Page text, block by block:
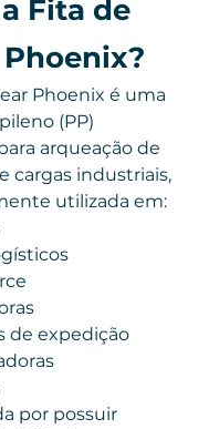
Fita de
Phoenix é uma
(PP)
arqueação de
cargas industriais,
utilizada em:
de expedição
por possuir